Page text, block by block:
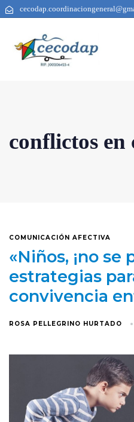
conflictos en
COMUNICACIÓN AFECTIVA
«Niños, ¡no se
estrategias
convivencia
ROSA PELLEGRINO HURTADO